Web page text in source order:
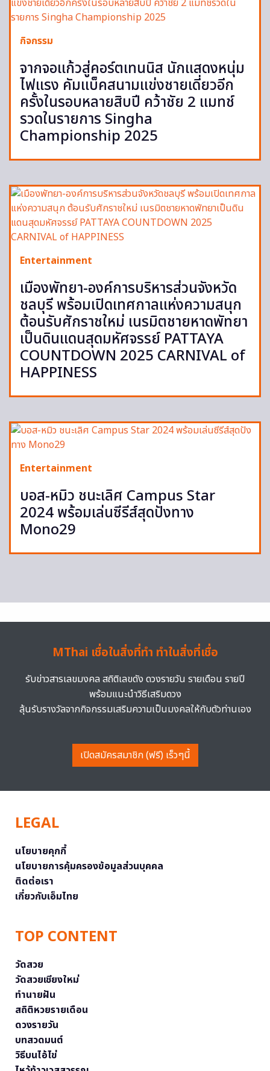
กิจกรรม
จากจอแก้วสู่คอร์ตเทนนิส นักแสดงหนุ่ม
ไฟแรง คัมแบ็คสนามแข่งชายเดี่ยวอีก
ครั้งในรอบหลายสิบปี คว้าชัย 2 แมทช์
รวดในรายการ Singha
Championship 2025
Entertainment
เมืองพัทยา-องค์การบริหารส่วนจังหวัด
ชลบุรี พร้อมเปิดเทศกาลแห่งความสนุก
ต้อนรับศักราชใหม่ เนรมิตชายหาดพัทยา
เป็นดินแดนสุดมหัศจรรย์ PATTAYA
COUNTDOWN 2025 CARNIVAL of
HAPPINESS
Entertainment
บอส-หมิว ชนะเลิศ Campus Star
2024 พร้อมเล่นซีรีส์สุดปังทาง
Mono29
MThai เชื่อในสิ่งที่ทำ ทำในสิ่งที่เชื่อ
รับข่าวสารเลขมงคล สถิติเลขดัง ดวงรายวัน รายเดือน รายปี
พร้อมแนะนำวิธีเสริมดวง
ลุ้นรับรางวัลจากกิจกรรมเสริมความเป็นมงคลให้กับตัวท่านเอง
เปิดสมัครสมาชิก (ฟรี) เร็วๆนี้
LEGAL
นโยบายคุกกี้
นโยบายการคุ้มครองข้อมูลส่วนบุคคล
ติดต่อเรา
เกี่ยวกับเอ็มไทย
TOP CONTENT
วัดสวย
วัดสวยเชียงใหม่
ทำนายฝัน
สถิติหวยรายเดือน
ดวงรายวัน
บทสวดมนต์
วิธีบนไอ้ไข่